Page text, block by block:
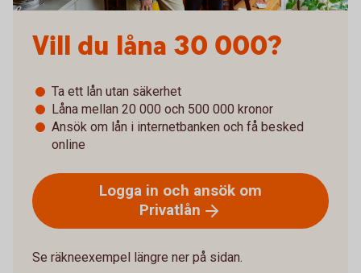
Vill du låna 30 000?
Ta ett lån utan säkerhet
Låna mellan 20 000 och 500 000 kronor
Ansök om lån i internetbanken och få besked
online
Logga in och ansök om
Privatlån
Se räkneexempel längre ner på sidan.